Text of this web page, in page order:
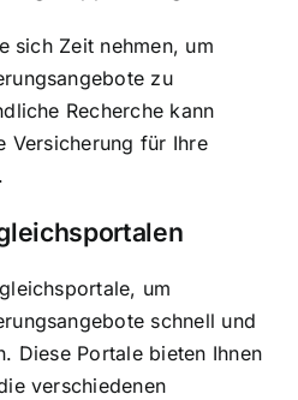
sich Zeit nehmen, um
zu
Recherche kann
Versicherung für Ihre
um
schnell und
Diese Portale bieten Ihnen
verschiedenen